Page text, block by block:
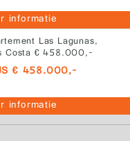
informatie
Las Lagunas,
Costa € 458.000,-
€ 458.000,-
informatie